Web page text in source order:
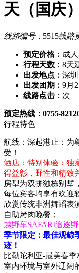
天（国庆）
线路编号： 5515线路
预定价格： 成人
行程天数： 8天
出发地点： 深圳
出发团期： 9月
线路点击： 次
预定热线：0755-
行程特色
航线：深起港止：为
受！
酒店：特别体验：独
得益彰，野性和精致
房型为双拼独栋别墅
每位宾客均享有欢迎
欣赏传统非洲舞蹈表
自助烤肉晚餐；
越野车SAFARI追逐野
季节限定：最佳观鲸
迹！
比勒陀利亚-最美春
室内环境与室外辽阔